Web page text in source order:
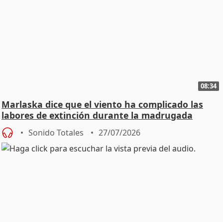
08:34
Marlaska dice que el viento ha complicado las
labores de extinción durante la madrugada
Sonido Totales 27/07/2026